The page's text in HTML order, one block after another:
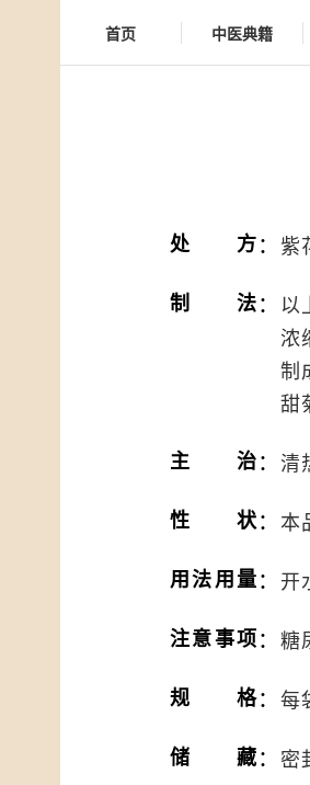
首页 中医典籍
处方： 紫
制法：
以
浓
制
甜
主治： 清
性状： 本
用法用量： 开
注意事项： 糖
规格： 每
储藏： 密